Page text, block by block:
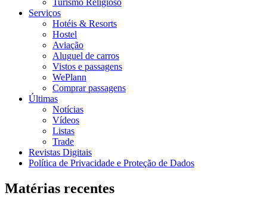
Turismo Religioso
Serviços
Hotéis & Resorts
Hostel
Aviação
Aluguel de carros
Vistos e passagens
WePlann
Comprar passagens
Últimas
Notícias
Vídeos
Listas
Trade
Revistas Digitais
Política de Privacidade e Proteção de Dados
Matérias recentes